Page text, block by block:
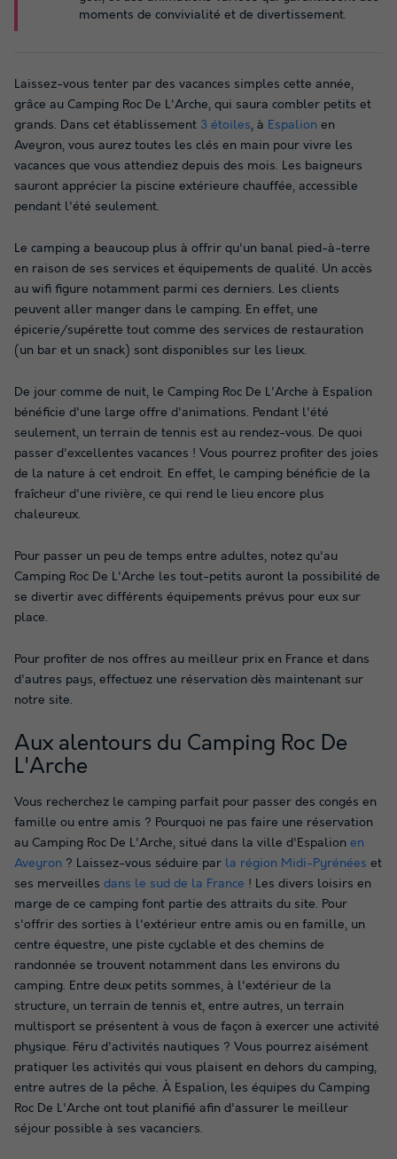
moments de convivialité et de divertissement.
Laissez-vous tenter par des vacances simples cette année,
grâce au Camping Roc De L'Arche, qui saura combler petits et
grands. Dans cet établissement 3 étoiles, à Espalion en
Aveyron, vous aurez toutes les clés en main pour vivre les
vacances que vous attendiez depuis des mois. Les baigneurs
sauront apprécier la piscine extérieure chauffée, accessible
pendant l'été seulement.
Le camping a beaucoup plus à offrir qu'un banal pied-à-terre
en raison de ses services et équipements de qualité. Un accès
au wifi figure notamment parmi ces derniers. Les clients
peuvent aller manger dans le camping. En effet, une
épicerie/supérette tout comme des services de restauration
(un bar et un snack) sont disponibles sur les lieux.
De jour comme de nuit, le Camping Roc De L'Arche à Espalion
bénéficie d'une large offre d'animations. Pendant l'été
seulement, un terrain de tennis est au rendez-vous. De quoi
passer d'excellentes vacances ! Vous pourrez profiter des joies
de la nature à cet endroit. En effet, le camping bénéficie de la
fraîcheur d'une rivière, ce qui rend le lieu encore plus
chaleureux.
Pour passer un peu de temps entre adultes, notez qu'au
Camping Roc De L'Arche les tout-petits auront la possibilité de
se divertir avec différents équipements prévus pour eux sur
place.
Pour profiter de nos offres au meilleur prix en France et dans
d'autres pays, effectuez une réservation dès maintenant sur
notre site.
Aux alentours du Camping Roc De
L'Arche
Vous recherchez le camping parfait pour passer des congés en
famille ou entre amis ? Pourquoi ne pas faire une réservation
au Camping Roc De L'Arche, situé dans la ville d'Espalion en
Aveyron ? Laissez-vous séduire par la région Midi-Pyrénées et
ses merveilles dans le sud de la France ! Les divers loisirs en
marge de ce camping font partie des attraits du site. Pour
s'offrir des sorties à l'extérieur entre amis ou en famille, un
centre équestre, une piste cyclable et des chemins de
randonnée se trouvent notamment dans les environs du
camping. Entre deux petits sommes, à l'extérieur de la
structure, un terrain de tennis et, entre autres, un terrain
multisport se présentent à vous de façon à exercer une activité
physique. Féru d'activités nautiques ? Vous pourrez aisément
pratiquer les activités qui vous plaisent en dehors du camping,
entre autres de la pêche. À Espalion, les équipes du Camping
Roc De L'Arche ont tout planifié afin d'assurer le meilleur
séjour possible à ses vacanciers.